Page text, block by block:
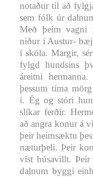
notaður til að
sem fólk úr
Með þeim vagni
niður í Austur-
í skóla. Margir,
fylgd hundsins
áreitni
þessum tíma
í. Ég og stóri
slíkar ferðir.
að angra konur á
þeir heimsæktu
næturþeli. Þeir
víst húsavillt. Þeir
dalnum byggi